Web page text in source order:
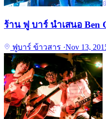
ร้าน ฟู บาร์ นำเสนอ
ฟูบาร์ ข้าวสาร ·Nov 13,